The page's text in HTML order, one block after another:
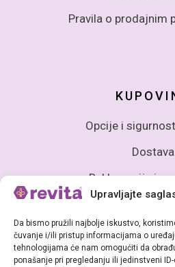
Upravljajte
Da bismo pružili najbolje iskustvo,
čuvanje i/ili pristup informacijama o
tehnologijama će nam omogućiti da
ponašanje pri pregledanju ili jedinstveni
Pravila o prodajnim
Opcije i
Dostava
Reklamacije i